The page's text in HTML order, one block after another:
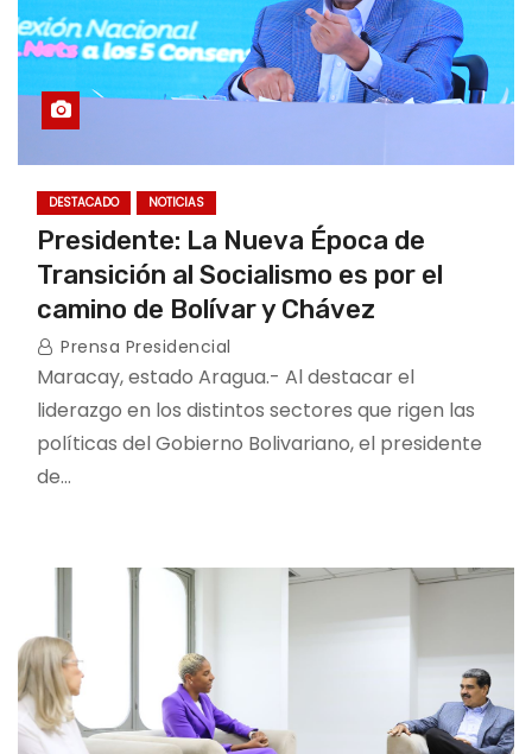
DESTACADO NOTICIAS
Presidente: La Nueva Época de
Transición al Socialismo es por el
camino de Bolívar y Chávez
Prensa Presidencial
Maracay, estado Aragua.- Al destacar el
liderazgo en los distintos sectores que rigen las
políticas del Gobierno Bolivariano, el presidente
de…